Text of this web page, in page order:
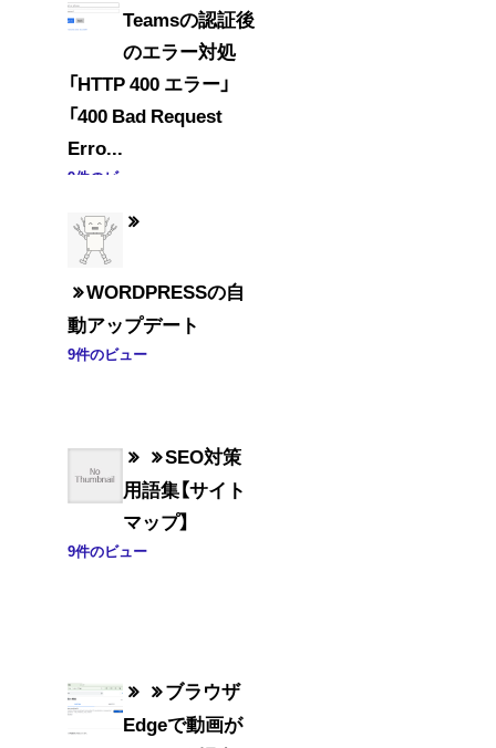
Teamsの認証後
のエラー対処
「HTTP 400 エラー」
「400 Bad Request
Erro...
9件のビュー
WORDPRESSの自
動アップデート
9件のビュー
SEO対策
用語集【サイト
マップ】
9件のビュー
ブラウザ
Edgeで動画が